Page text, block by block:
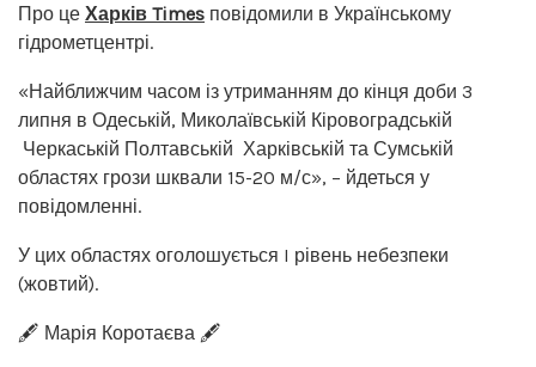
Про це Харків Times повідомили в Українському
гідрометцентрі.
«Найближчим часом із утриманням до кінця доби 3
липня в Одеській, Миколаївській Кіровоградській
Черкаській Полтавській Харківській та Сумській
областях грози шквали 15-20 м/с», – йдеться у
повідомленні.
У цих областях оголошується I рівень небезпеки
(жовтий).
🖋️ Марія Коротаєва 🖋️